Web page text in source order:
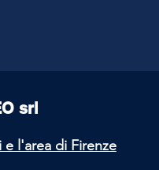
srl
e l'area di Firenze